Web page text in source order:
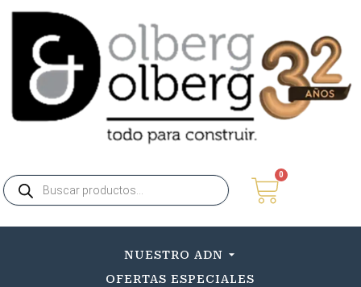
0
NUESTRO ADN
OFERTAS ESPECIALES